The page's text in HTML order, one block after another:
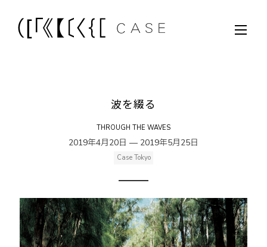
波を綴る
THROUGH THE WAVES
2019年4月20日 — 2019年5月25日
Case Tokyo